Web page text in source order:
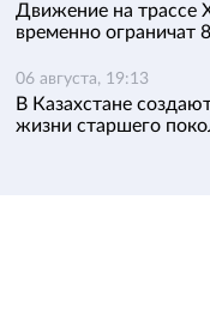
Движение на трассе
временно ограничат
06 августа, 19:13
В Казахстане
жизни старшего